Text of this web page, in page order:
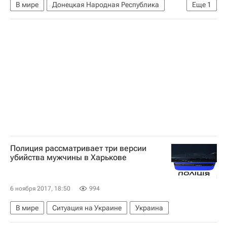
Еще 1
В мире
Донецкая Народная Республика
Ситуация в ДНР и ЛНР
Полиция рассматривает три версии
убийства мужчины в Харькове
6 ноября 2017, 18:50 994
В мире Ситуация на Украине Украина